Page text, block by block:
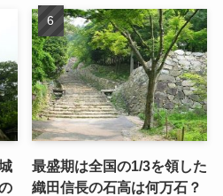
最盛期は全国の1/3を領した
織田信長の石高は何万石？